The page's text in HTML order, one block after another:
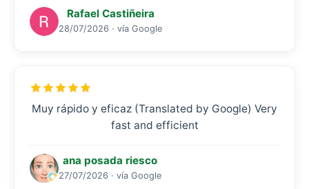
Rafael Castiñeira
28/07/2026 · vía Google
Muy rápido y eficaz (Translated by Google) Very
fast and efficient
ana posada riesco
27/07/2026 · vía Google